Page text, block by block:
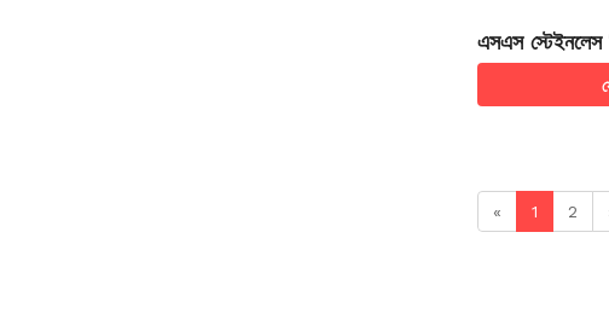
এসএস
ফিল্টার ইউনিট)
« 1 2